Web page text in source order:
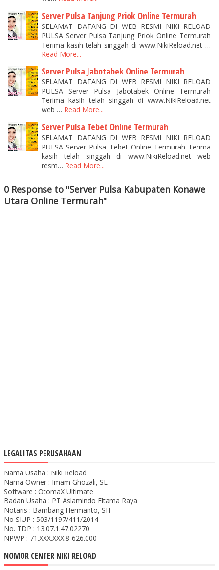
Server Pulsa Tanjung Priok Online Termurah
SELAMAT DATANG DI WEB RESMI NIKI RELOAD
PULSA Server Pulsa Tanjung Priok Online Termurah
Terima kasih telah singgah di www.NikiReload.net …
Read More...
Server Pulsa Jabotabek Online Termurah
SELAMAT DATANG DI WEB RESMI NIKI RELOAD
PULSA Server Pulsa Jabotabek Online Termurah
Terima kasih telah singgah di www.NikiReload.net
web … Read More...
Server Pulsa Tebet Online Termurah
SELAMAT DATANG DI WEB RESMI NIKI RELOAD
PULSA Server Pulsa Tebet Online Termurah Terima
kasih telah singgah di www.NikiReload.net web
resm… Read More...
0 Response to "Server Pulsa Kabupaten Konawe
Utara Online Termurah"
LEGALITAS PERUSAHAAN
Nama Usaha : Niki Reload
Nama Owner : Imam Ghozali, SE
Software : OtomaX Ultimate
Badan Usaha : PT Aslamindo Eltama Raya
Notaris : Bambang Hermanto, SH
No SIUP : 503/1197/411/2014
No. TDP : 13.07.1.47.02270
NPWP : 71.XXX.XXX.8-626.000
NOMOR CENTER NIKI RELOAD